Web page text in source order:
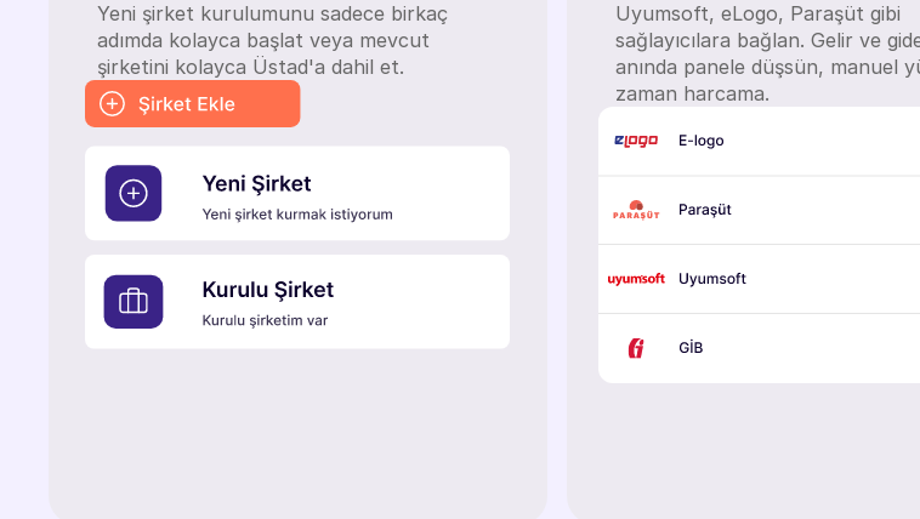
Yeni şirket kurulumunu sadece birkaç
adımda kolayca başlat veya mevcut
şirketini kolayca Üstad'a dahil et.
Uyumsoft, eLogo, Paraşüt gibi
sağlayıcılara bağlan. Gelir ve
anında panele düşsün, manuel
zaman harcama.